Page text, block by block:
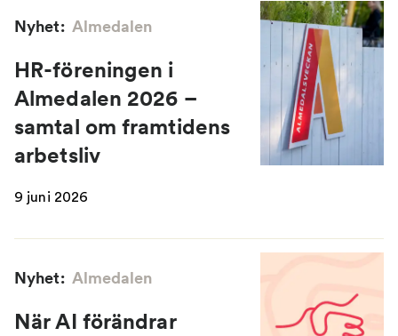
Nyhet: Almedalen
HR-föreningen i
Almedalen 2026 –
samtal om framtidens
arbetsliv
9 juni 2026
Nyhet: Almedalen
När AI förändrar